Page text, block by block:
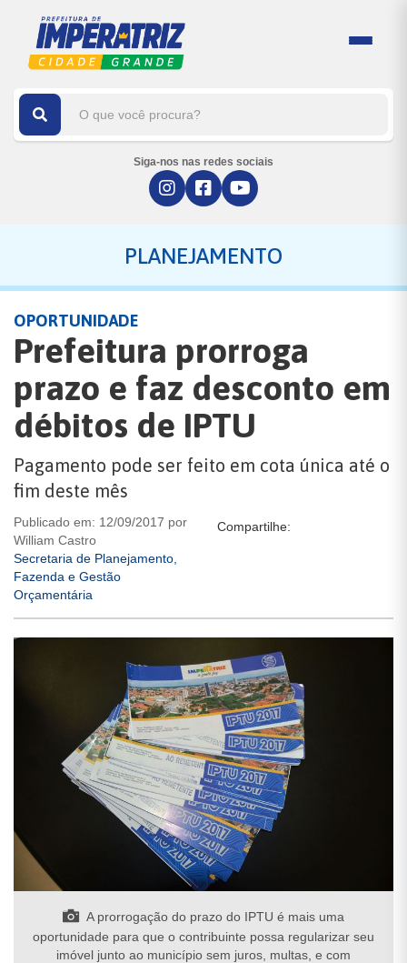
Siga-nos nas redes sociais
PLANEJAMENTO
OPORTUNIDADE
Prefeitura prorroga
prazo e faz desconto em
débitos de IPTU
Pagamento pode ser feito em cota única até o
fim deste mês
Publicado em: 12/09/2017 por
William Castro
Secretaria de Planejamento,
Fazenda e Gestão
Orçamentária
Compartilhe:
A prorrogação do prazo do IPTU é mais uma
oportunidade para que o contribuinte possa regularizar seu
imóvel junto ao município sem juros, multas, e com